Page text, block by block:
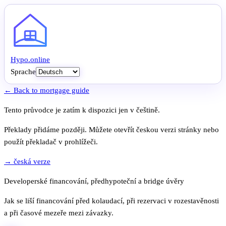
Hypo.online
Sprache
← Back to mortgage guide
Tento průvodce je zatím k dispozici jen v češtině.
Překlady přidáme později. Můžete otevřít českou verzi stránky nebo
použít překladač v prohlížeči.
→ česká verze
Developerské financování, předhypoteční a bridge úvěry
Jak se liší financování před kolaudací, při rezervaci v rozestavěnosti
a při časové mezeře mezi závazky.